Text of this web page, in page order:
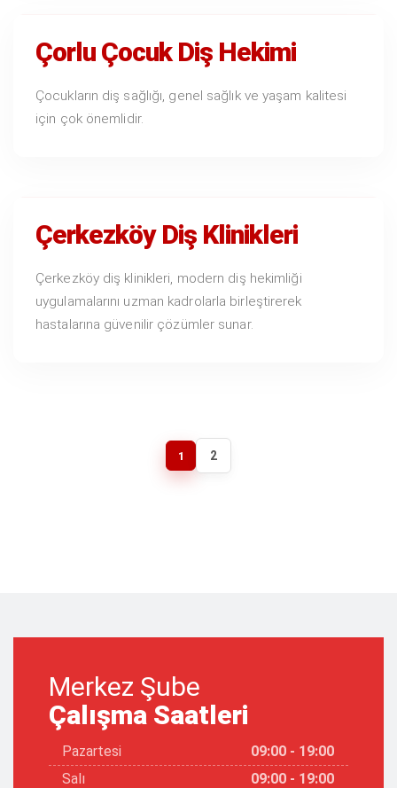
Çorlu Çocuk Diş Hekimi
Çocukların diş sağlığı, genel sağlık ve yaşam kalitesi
için çok önemlidir.
Çerkezköy Diş Klinikleri
Çerkezköy diş klinikleri, modern diş hekimliği
uygulamalarını uzman kadrolarla birleştirerek
hastalarına güvenilir çözümler sunar.
1 2
Merkez Şube
Çalışma Saatleri
Pazartesi
09:00 - 19:00
Salı
09:00 - 19:00